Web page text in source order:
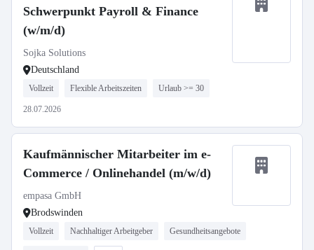
Schwerpunkt Payroll & Finance
(w/m/d)
Sojka Solutions
Deutschland
Vollzeit Flexible Arbeitszeiten Urlaub >= 30
28.07.2026
Kaufmännischer Mitarbeiter im e-
Commerce / Onlinehandel (m/w/d)
empasa GmbH
Brodswinden
Vollzeit Nachhaltiger Arbeitgeber Gesundheitsangebote